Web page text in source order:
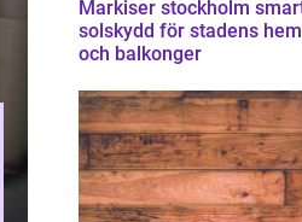
Markiser stockholm smart
solskydd för stadens hem
och balkonger